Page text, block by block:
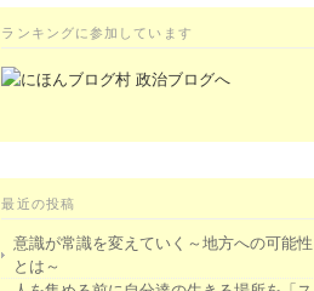
ランキングに参加しています
最近の投稿
意識が常識を変えていく～地方への可能性
とは～